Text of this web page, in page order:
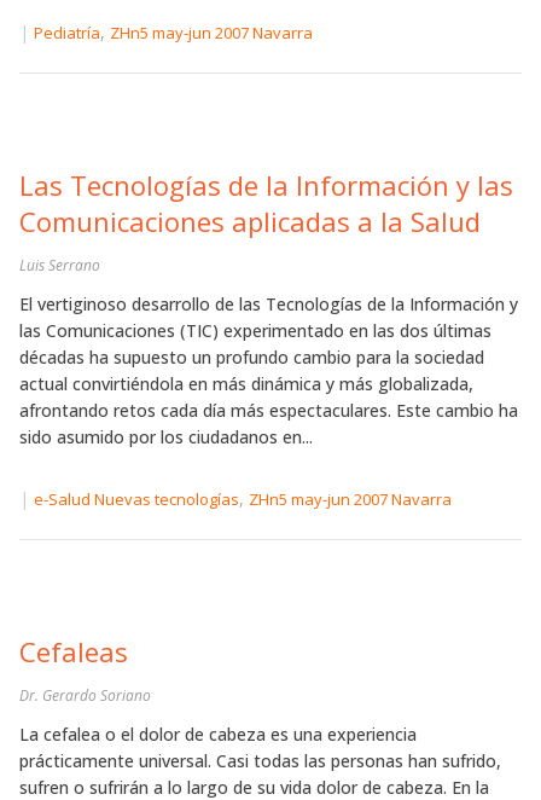
| Pediatría, ZHn5 may-jun 2007 Navarra
Las Tecnologías de la Información y las
Comunicaciones aplicadas a la Salud
Luis Serrano
El vertiginoso desarrollo de las Tecnologías de la Información y
las Comunicaciones (TIC) experimentado en las dos últimas
décadas ha supuesto un profundo cambio para la sociedad
actual convirtiéndola en más dinámica y más globalizada,
afrontando retos cada día más espectaculares. Este cambio ha
sido asumido por los ciudadanos en...
| e-Salud Nuevas tecnologías, ZHn5 may-jun 2007 Navarra
Cefaleas
Dr. Gerardo Soriano
La cefalea o el dolor de cabeza es una experiencia
prácticamente universal. Casi todas las personas han sufrido,
sufren o sufrirán a lo largo de su vida dolor de cabeza. En la